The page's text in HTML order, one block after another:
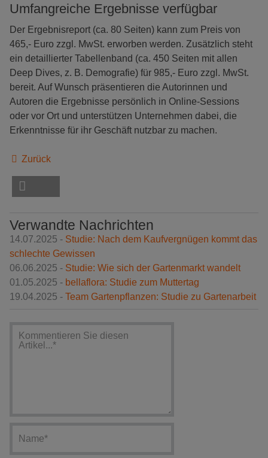
Umfangreiche Ergebnisse verfügbar
Der Ergebnisreport (ca. 80 Seiten) kann zum Preis von
465,- Euro zzgl. MwSt. erworben werden. Zusätzlich steht
ein detaillierter Tabellenband (ca. 450 Seiten mit allen
Deep Dives, z. B. Demografie) für 985,- Euro zzgl. MwSt.
bereit. Auf Wunsch präsentieren die Autorinnen und
Autoren die Ergebnisse persönlich in Online-Sessions
oder vor Ort und unterstützen Unternehmen dabei, die
Erkenntnisse für ihr Geschäft nutzbar zu machen.
Zurück
Verwandte Nachrichten
14.07.2025 - Studie: Nach dem Kaufvergnügen kommt das
schlechte Gewissen
06.06.2025 - Studie: Wie sich der Gartenmarkt wandelt
01.05.2025 - bellaflora: Studie zum Muttertag
19.04.2025 - Team Gartenpflanzen: Studie zu Gartenarbeit